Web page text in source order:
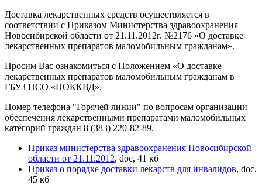
Доставка лекарственных средств осуществляется в
соответствии с Приказом Министерства здравоохранения
Новосибирской области от 21.11.2012г. №2176 «О доставке
лекарственных препаратов маломобильным гражданам».
Просим Вас ознакомиться с Положением «О доставке
лекарственных препаратов маломобильным гражданам в
ГБУЗ НСО «НОККВД».
Номер телефона "Горячей линии" по вопросам организации
обеспечения лекарственными препаратами маломобильных
категорий граждан 8 (383) 220-82-89.
Приказ министерства здравоохранения Новосибирской
области от 21.11.2012, doc, 41 кб
Приказ о порядке доставки лекарств для инвалидов, doc,
45 кб